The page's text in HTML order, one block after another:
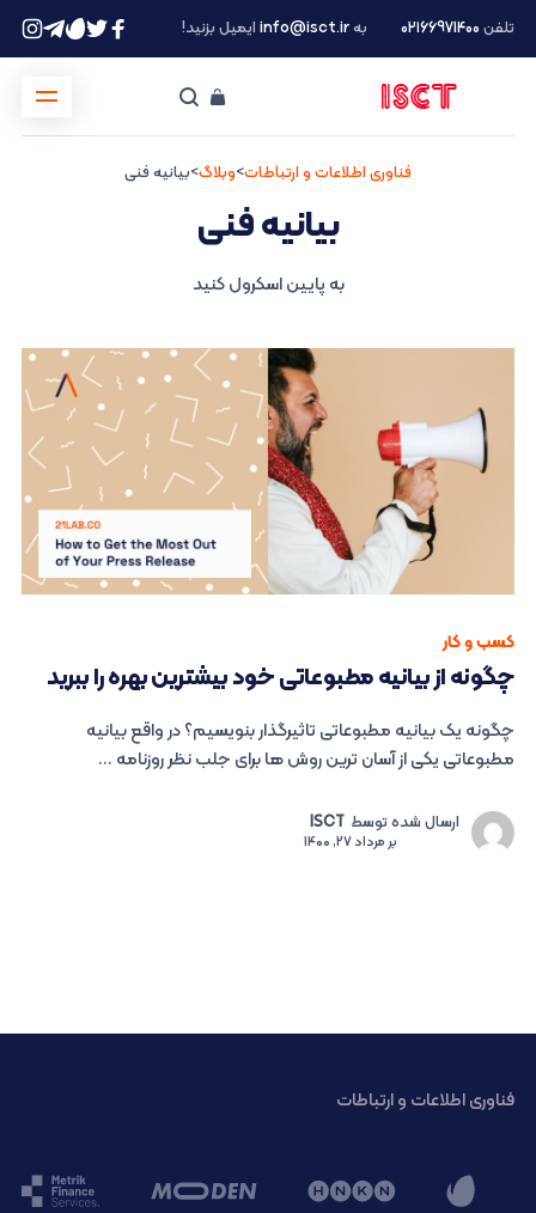
تلفن ۰۲۱66971400 بهinfo@isct.irایمیل بزنید!
فناوری اطلاعات و ارتباطات>وبلاگ>بیانیه فنی
بیانیه فنی
به پایین اسکرول کنید
کسب و کار
چگونه از بیانیه مطبوعاتی خود بیشترین بهره را ببرید
چگونه یک بیانیه مطبوعاتی تاثیرگذار بنویسیم؟ در واقع بیانیه
مطبوعاتی یکی از آسان ترین روش ها برای جلب نظر روزنامه ...
ارسال شده توسط ISCT
برمرداد 27, 1400
فناوری اطلاعات و ارتباطات